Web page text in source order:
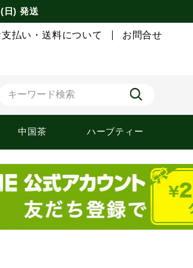
日) 発送
支払い・送料について お問合せ
中国茶 ハーブティー